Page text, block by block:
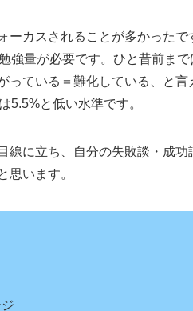
ーカスされることが多かった
強量が必要です。ひと昔前ま
っている＝難化している、と
5.5%と低い水準です。
線に立ち、自分の失敗談・成
思います。